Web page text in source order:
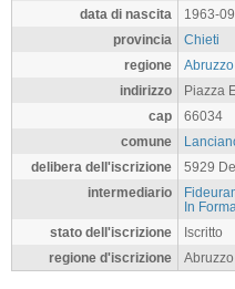
data di nascita
1963-
provincia
Chieti
regione
Abruzzo
indirizzo
Piazza
cap
66034
comune
delibera dell'iscrizione
5929
intermediario
In
stato dell'iscrizione
Iscritto
regione d'iscrizione
Abruzzo